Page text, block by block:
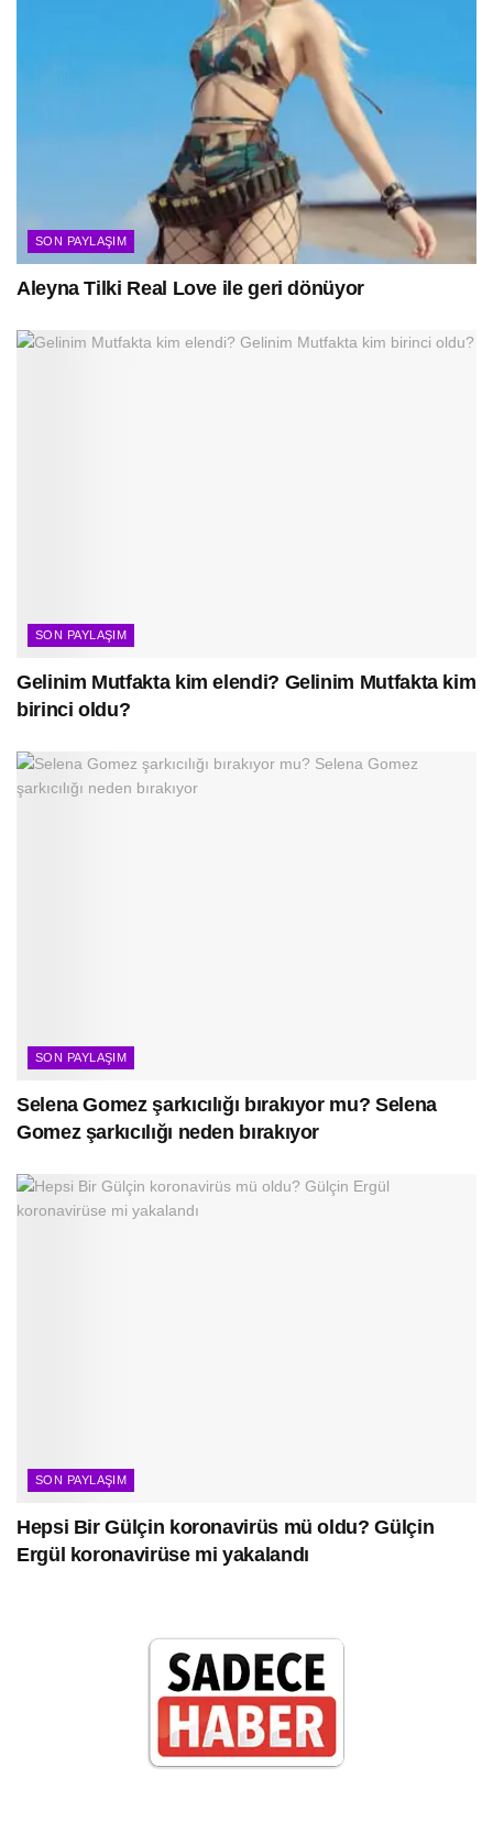
SON PAYLAŞIM
Aleyna Tilki Real Love ile geri dönüyor
SON PAYLAŞIM
Gelinim Mutfakta kim elendi? Gelinim Mutfakta kim
birinci oldu?
SON PAYLAŞIM
Selena Gomez şarkıcılığı bırakıyor mu? Selena
Gomez şarkıcılığı neden bırakıyor
SON PAYLAŞIM
Hepsi Bir Gülçin koronavirüs mü oldu? Gülçin
Ergül koronavirüse mi yakalandı